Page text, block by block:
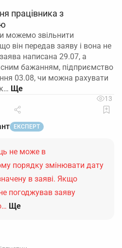
працівника з
можемо звільнити
він передав заяву і вона не
написана 29.07, а
бажанням, підприємство
03.08, чи можна рахувати
13
ЕКСПЕРТ
не може в
порядку змінювати дату
в заяві. Якщо
погоджував заяву
Ще